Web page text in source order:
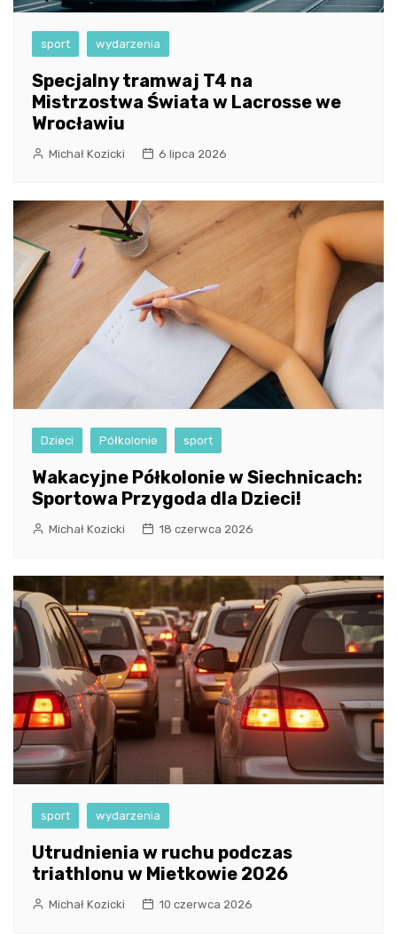
sport wydarzenia
Specjalny tramwaj T4 na
Mistrzostwa Świata w Lacrosse we
Wrocławiu
Michał Kozicki 6 lipca 2026
Dzieci Półkolonie sport
Wakacyjne Półkolonie w Siechnicach:
Sportowa Przygoda dla Dzieci!
Michał Kozicki 18 czerwca 2026
sport wydarzenia
Utrudnienia w ruchu podczas
triathlonu w Mietkowie 2026
Michał Kozicki 10 czerwca 2026